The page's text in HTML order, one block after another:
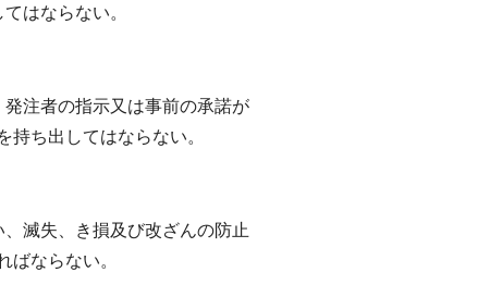
はならない。
注者の指示又は事前の承諾が
ち出してはならない。
滅失、き損及び改ざんの防止
ばならない。